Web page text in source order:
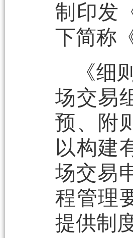
制印发
下简称
《细
场交易
预、附
以构建
场交易
程管理
提供制